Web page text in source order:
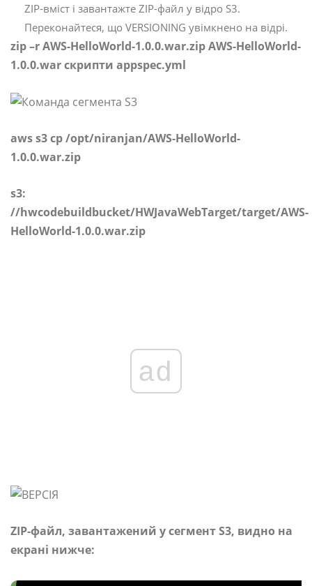
ZIP-вміст і завантажте ZIP-файл у відро S3.
Переконайтеся, що VERSIONING увімкнено на відрі.
zip –r AWS-HelloWorld-1.0.0.war.zip AWS-HelloWorld-
1.0.0.war скрипти appspec.yml
aws s3 cp /opt/niranjan/AWS-HelloWorld-
1.0.0.war.zip
s3:
//hwcodebuildbucket/HWJavaWebTarget/target/AWS-
HelloWorld-1.0.0.war.zip
ad
ZIP-файл, завантажений у сегмент S3, видно на
екрані нижче: